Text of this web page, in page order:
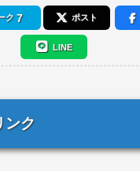
ク 7 ポスト
LINE
ンク